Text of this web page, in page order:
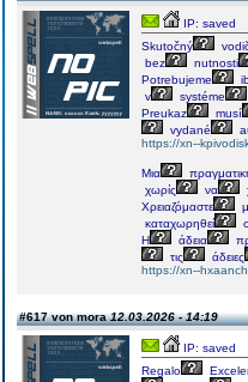
IP: saved
Skutočný
bez
nutnosti
Potrebujeme
v
systéme
Preukaz
musí
vydané
https://xn--
Μια
χωρίς
να
Χρειαζόμαστε
καταχωρηθεί
Η
άδεια
τις
άδειες
https://xn--
#617 von mora12.03.2026 - 14:19
IP: saved
Regalo